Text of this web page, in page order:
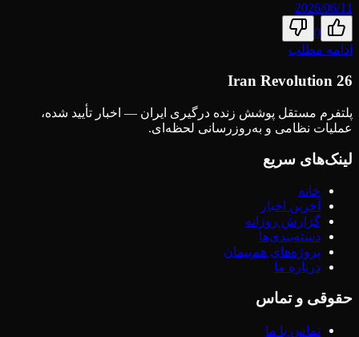
2026/06/11
0
ادامه مطلب
Iran Revolution 26
پلتفرم مستقل پوشش زنده درگیری ایران — اخبار تأیید شده،
عملیات نظامی و به‌روزرسانی لحظه‌ای.
لینک‌های سریع
خانه
آخرین اخبار
گزارش روزانه
دسته‌بندی‌ها
پروژه‌های هم‌پیمان
درباره ما
حقوقی و تماس
تماس با ما